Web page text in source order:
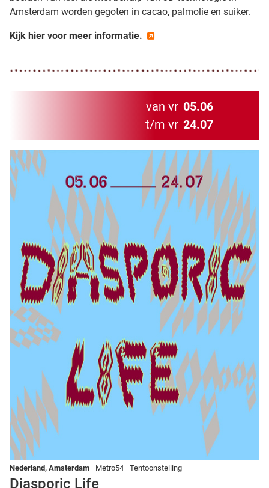
Amsterdam worden gegoten in cacao, palmolie en suiker.
Kijk hier voor meer informatie.
van vr 05.06
t/m vr 24.07
Nederland, Amsterdam—Metro54—Tentoonstelling
Diasporic Life